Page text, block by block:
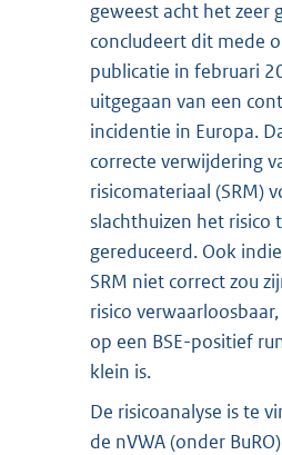
geweest acht het zeer
concludeert dit mede
publicatie in februari
uitgegaan van een
incidentie in Europa.
correcte verwijdering
risicomateriaal (SRM)
slachthuizen het risico
gereduceerd. Ook
SRM niet correct zou
risico
op een BSE-positief
klein is.
De risicoanalyse is te
de nVWA (onder